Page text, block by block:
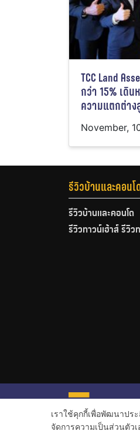
TCC Land
กว่า 15% เดิ
ความแตกต่าง
November,
รีวิวบ้านและคอนโ
รีวิวบ้านและคอนโด
รีวิวทาวน์เฮ้าส์ รีวิว
เราใช้คุกกี้เพื่อพัฒนาปร
จัดการความเป็นส่วนตัว